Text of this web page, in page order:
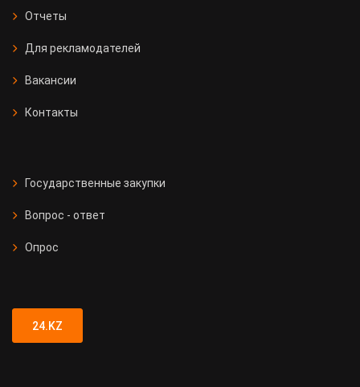
Отчеты
Для рекламодателей
Вакансии
Контакты
Государственные закупки
Вопрос - ответ
Опрос
24.KZ